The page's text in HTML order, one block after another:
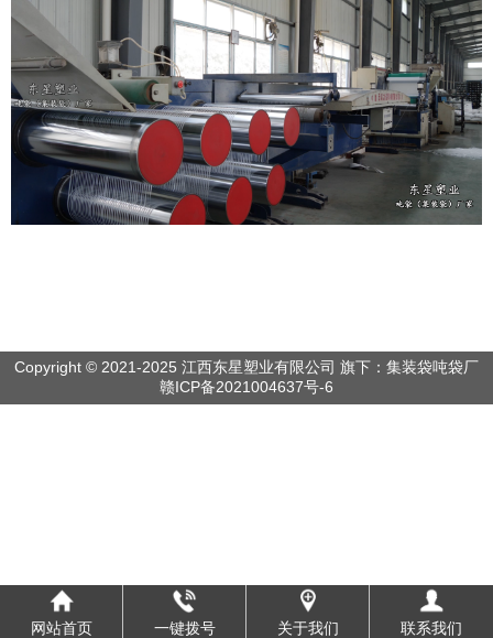
Copyright © 2021-2025 江西东星塑业有限公司 旗下：集装袋吨袋厂
赣ICP备2021004637号-6
网站首页 一键拨号 关于我们 联系我们